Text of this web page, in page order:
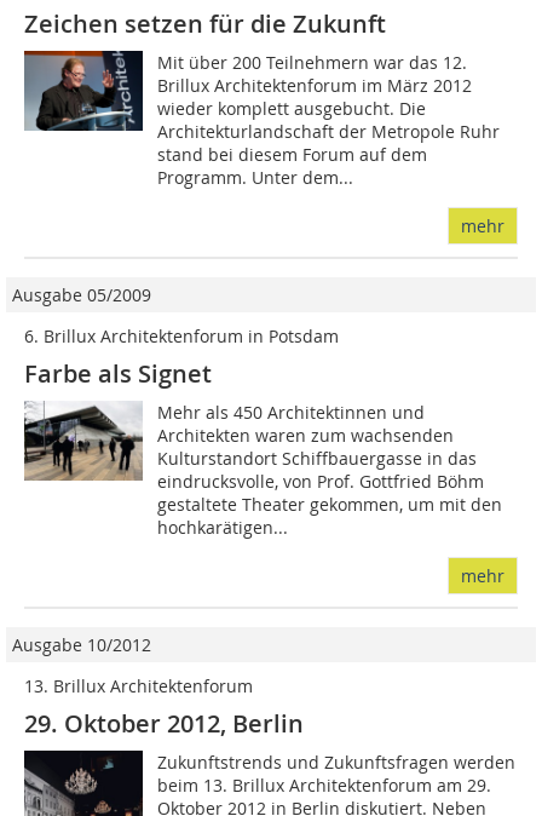
Zeichen setzen für die Zukunft
Mit über 200 Teilnehmern war das 12.
Brillux Architektenforum im März 2012
wieder komplett ausgebucht. Die
Architekturlandschaft der Metropole Ruhr
stand bei diesem Forum auf dem
Programm. Unter dem...
mehr
Ausgabe 05/2009
6. Brillux Architektenforum in Potsdam
Farbe als Signet
Mehr als 450 Architektinnen und
Architekten waren zum wachsenden
Kulturstandort Schiffbauergasse in das
eindrucksvolle, von Prof. Gottfried Böhm
gestaltete Theater gekommen, um mit den
hochkarätigen...
mehr
Ausgabe 10/2012
13. Brillux Architektenforum
29. Oktober 2012, Berlin
Zukunftstrends und Zukunftsfragen werden
beim 13. Brillux Architektenforum am 29.
Oktober 2012 in Berlin diskutiert. Neben